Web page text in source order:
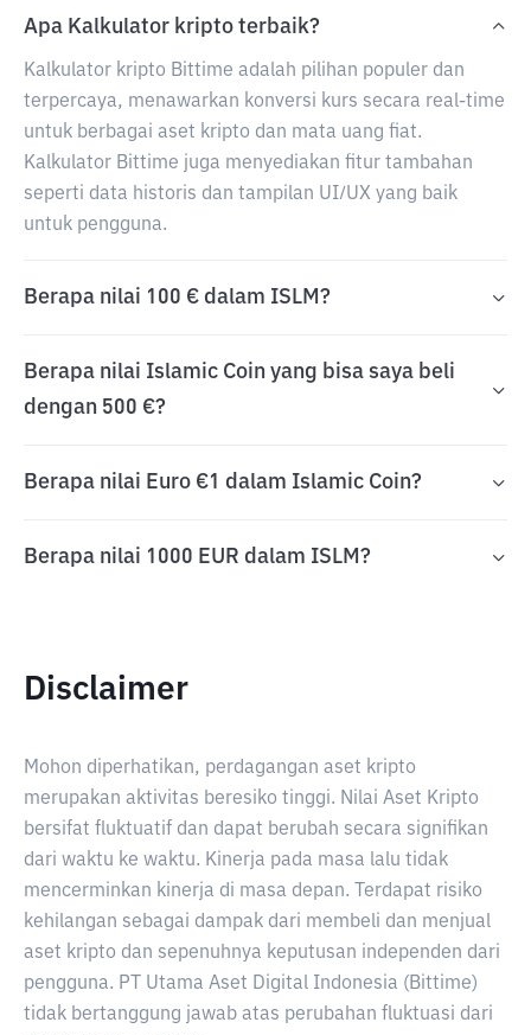
Apa Kalkulator kripto terbaik?
Kalkulator kripto Bittime adalah pilihan populer dan
terpercaya, menawarkan konversi kurs secara real-time
untuk berbagai aset kripto dan mata uang fiat.
Kalkulator Bittime juga menyediakan fitur tambahan
seperti data historis dan tampilan UI/UX yang baik
untuk pengguna.
Berapa nilai 100 € dalam ISLM?
Berapa nilai Islamic Coin yang bisa saya beli
dengan 500 €?
Berapa nilai Euro €1 dalam Islamic Coin?
Berapa nilai 1000 EUR dalam ISLM?
Disclaimer
Mohon diperhatikan, perdagangan aset kripto
merupakan aktivitas beresiko tinggi. Nilai Aset Kripto
bersifat fluktuatif dan dapat berubah secara signifikan
dari waktu ke waktu. Kinerja pada masa lalu tidak
mencerminkan kinerja di masa depan. Terdapat risiko
kehilangan sebagai dampak dari membeli dan menjual
aset kripto dan sepenuhnya keputusan independen dari
pengguna. PT Utama Aset Digital Indonesia (Bittime)
tidak bertanggung jawab atas perubahan fluktuasi dari